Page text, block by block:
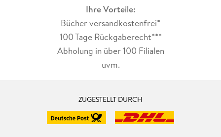
Ihre Vorteile:
Bücher versandkostenfrei*
100 Tage Rückgaberecht***
Abholung in über 100 Filialen
uvm.
ZUGESTELLT DURCH